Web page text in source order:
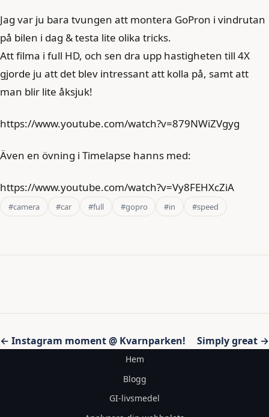
Jag var ju bara tvungen att montera GoPron i vindrutan
på bilen i dag & testa lite olika tricks.
Att filma i full HD, och sen dra upp hastigheten till 4X
gjorde ju att det blev intressant att kolla på, samt att
man blir lite åksjuk!
https://www.youtube.com/watch?v=879NWiZVgyg
Även en övning i Timelapse hanns med:
https://www.youtube.com/watch?v=Vy8FEHXcZiA
#camera #car #full #gopro #in #speed
Inläggsnavigering
← Instagram moment @ Kvarnparken! Simply great →
Hem
Blogg
GI-livsmedel